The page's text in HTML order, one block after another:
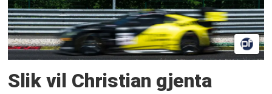
Slik vil Christian gjenta